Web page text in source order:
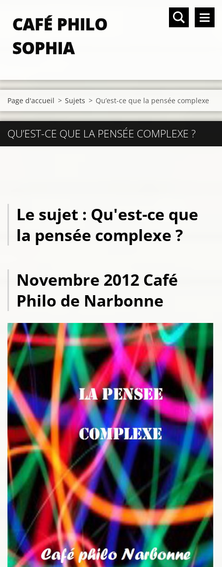
CAFÉ PHILO
SOPHIA
Page d'accueil > Sujets > Qu’est-ce que la pensée complexe
QU’EST-CE QUE LA PENSÉE COMPLEXE ?
Le sujet : Qu'est-ce que
la pensée complexe ?
Novembre 2012 Café
Philo de Narbonne